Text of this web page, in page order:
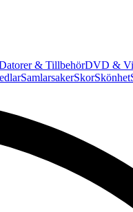
& TillbehörDVD &
SamlarsakerSkorSkönhet